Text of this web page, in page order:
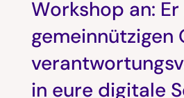
Workshop an:
gemeinnützigen
in eure digitale